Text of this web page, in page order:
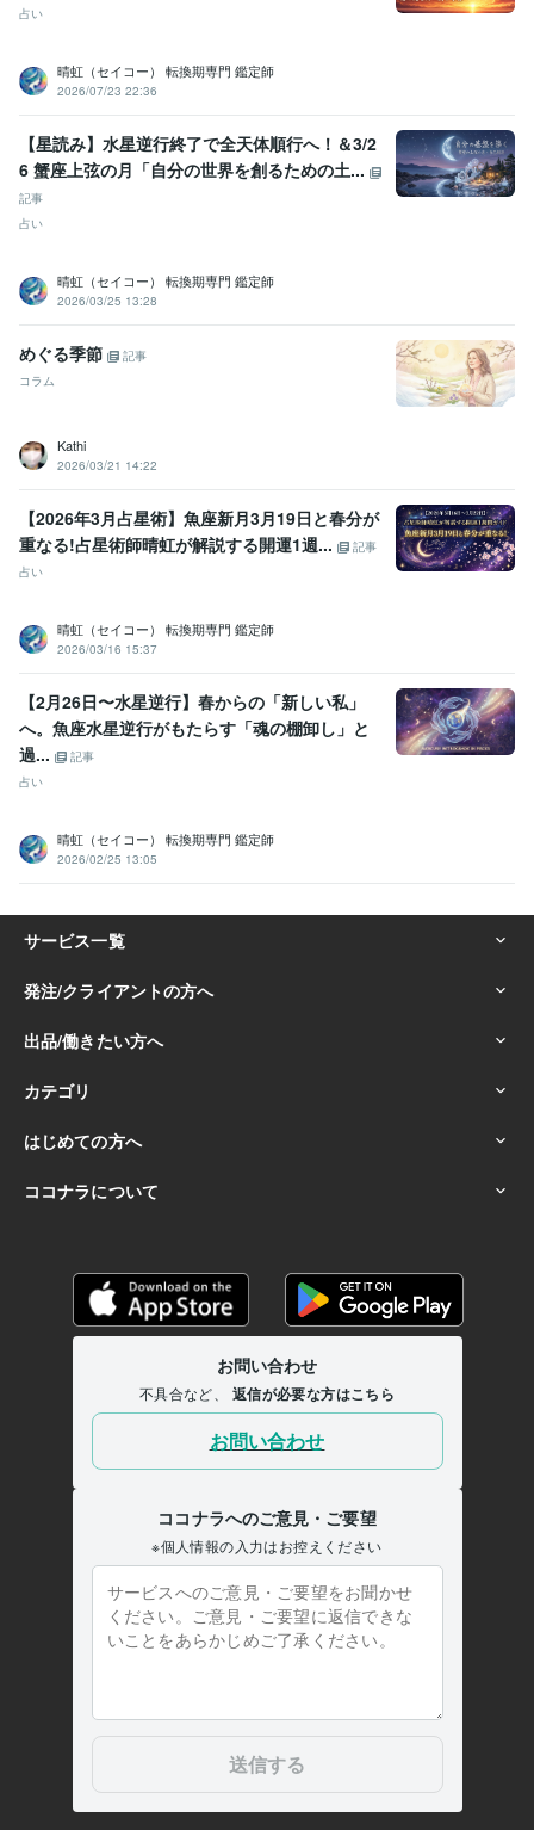
占い
晴虹（セイコー） 転換期専門 鑑定師
2026/07/23 22:36
【星読み】水星逆行終了で全天体順行へ！＆3/2
6 蟹座上弦の月「自分の世界を創るための土...
記事
占い
晴虹（セイコー） 転換期専門 鑑定師
2026/03/25 13:28
めぐる季節
記事
コラム
Kathi
2026/03/21 14:22
【2026年3月占星術】魚座新月3月19日と春分が
重なる!占星術師晴虹が解説する開運1週...
記事
占い
晴虹（セイコー） 転換期専門 鑑定師
2026/03/16 15:37
【2月26日〜水星逆行】春からの「新しい私」
へ。魚座水星逆行がもたらす「魂の棚卸し」と
過...
記事
占い
晴虹（セイコー） 転換期専門 鑑定師
2026/02/25 13:05